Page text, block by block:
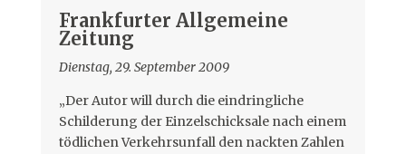
Frankfurter Allgemeine
Zeitung
Dienstag, 29. September 2009
„Der Autor will durch die eindringliche
Schilderung der Einzelschicksale nach einem
tödlichen Verkehrsunfall den nackten Zahlen